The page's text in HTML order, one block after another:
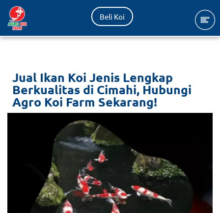
Lompat
ke
Beli Koi
Jual Ikan Koi Jenis Lengkap
Berkualitas di Cimahi, Hubungi
Agro Koi Farm Sekarang!